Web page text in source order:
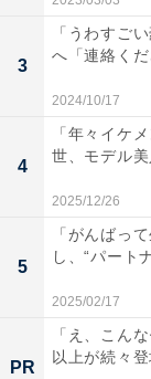
3
「うわすご
へ「連絡く
2024/10/17
4
「年々イケ
世、モデル
2025/12/26
5
「がんばっ
し、“パート
2025/02/17
PR
「え、こん
以上が続々